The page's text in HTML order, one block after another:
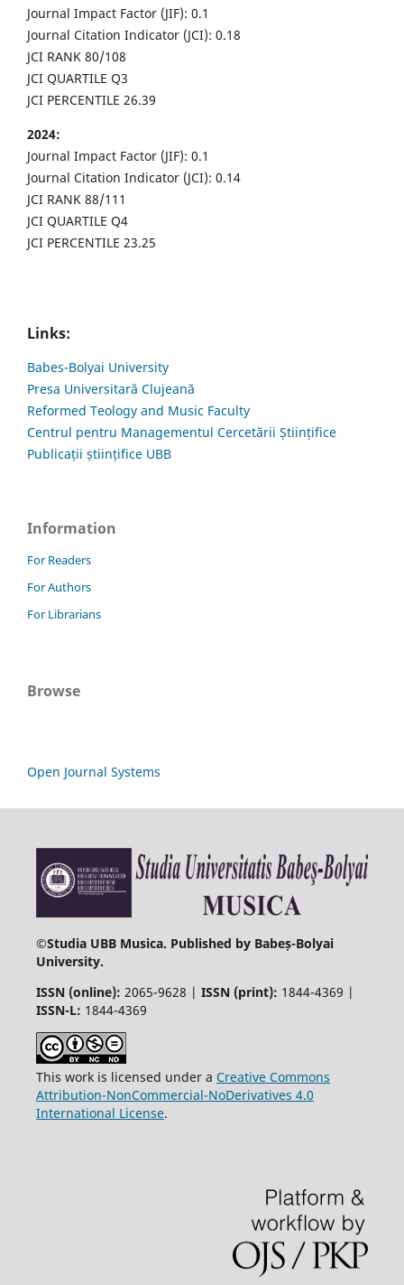
Journal Impact Factor (JIF): 0.1
Journal Citation Indicator (JCI): 0.18
JCI RANK 80/108
JCI QUARTILE Q3
JCI PERCENTILE 26.39
2024:
Journal Impact Factor (JIF): 0.1
Journal Citation Indicator (JCI): 0.14
JCI RANK 88/111
JCI QUARTILE Q4
JCI PERCENTILE 23.25
Links:
Babes-Bolyai University
Presa Universitară Clujeană
Reformed Teology and Music Faculty
Centrul pentru Managementul Cercetării Științifice
Publicații științifice UBB
Information
For Readers
For Authors
For Librarians
Browse
Open Journal Systems
©Studia UBB Musica. Published by Babeș-Bolyai
University.
ISSN (online): 2065-9628 | ISSN (print): 1844-4369 |
ISSN-L: 1844-4369
This work is licensed under a Creative Commons
Attribution-NonCommercial-NoDerivatives 4.0
International License.